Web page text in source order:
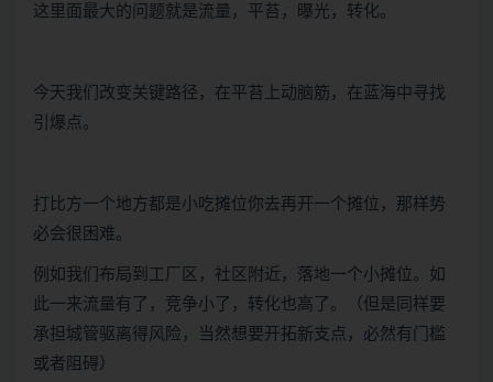
这里面最大的问题就是流量，平苔，曝光，转化。
今天我们改变关键路径，在平苔上动脑筋，在蓝海中寻找
引爆点。
打比方一个地方都是小吃摊位你去再开一个摊位，那样势
必会很困难。
例如我们布局到工厂区，社区附近，落地一个小摊位。如
此一来流量有了，竞争小了，转化也高了。（但是同样要
承担城管驱离得风险，当然想要开拓新支点，必然有门槛
或者阻碍）